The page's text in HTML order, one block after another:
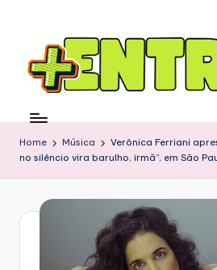
Home Música
Verônica Ferriani
no silêncio vira barulho, irmã”, em São